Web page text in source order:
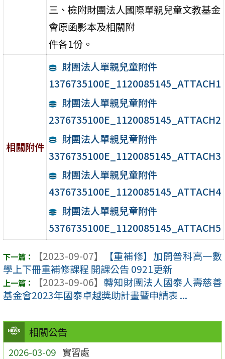
相關公告
2026-03-09 實習處
三、檢附財團法人國際單親兒童文教基金
會原函影本及相關附
件各1份。
相關附件
財團法人單親兒童附件
1376735100E_1120085145_ATTACH1
財團法人單親兒童附件
2376735100E_1120085145_ATTACH2
財團法人單親兒童附件
3376735100E_1120085145_ATTACH3
財團法人單親兒童附件
4376735100E_1120085145_ATTACH4
財團法人單親兒童附件
5376735100E_1120085145_ATTACH5
【2023-09-07】
【重補修】加開普科高一數
學上下冊重補修課程 開課公告 0921更新
【2023-09-06】 轉知財團法人國泰人壽慈善
基金會2023年國泰卓越獎助計畫暨申請表 ...